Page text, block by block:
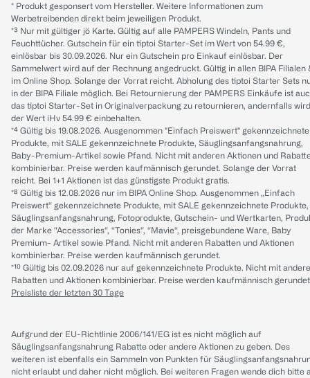
* Produkt gesponsert vom Hersteller. Weitere Informationen zum
Werbetreibenden direkt beim jeweiligen Produkt.
*³ Nur mit gültiger jö Karte. Gültig auf alle PAMPERS Windeln, Pants und
Feuchttücher. Gutschein für ein tiptoi Starter-Set im Wert von 54.99 €,
einlösbar bis 30.09.2026. Nur ein Gutschein pro Einkauf einlösbar. Der
Sammelwert wird auf der Rechnung angedruckt. Gültig in allen BIPA Filialen
im Online Shop. Solange der Vorrat reicht. Abholung des tiptoi Starter Sets
in der BIPA Filiale möglich. Bei Retournierung der PAMPERS Einkäufe ist
das tiptoi Starter-Set in Originalverpackung zu retournieren, andernfalls wird
der Wert iHv 54.99 € einbehalten.
*⁴ Gültig bis 19.08.2026. Ausgenommen "Einfach Preiswert" gekennzeichnete
Produkte, mit SALE gekennzeichnete Produkte, Säuglingsanfangsnahrung,
Baby-Premium-Artikel sowie Pfand. Nicht mit anderen Aktionen und
kombinierbar. Preise werden kaufmännisch gerundet. Solange der Vorrat
reicht. Bei 1+1 Aktionen ist das günstigste Produkt gratis.
*⁸ Gültig bis 12.08.2026 nur im BIPA Online Shop. Ausgenommen „Einfach
Preiswert“ gekennzeichnete Produkte, mit SALE gekennzeichnete Produkte,
Säuglingsanfangsnahrung, Fotoprodukte, Gutschein- und Wertkarten,
der Marke “Accessories“, “Tonies“, “Mavie“, preisgebundene Ware, Baby
Premium- Artikel sowie Pfand. Nicht mit anderen Rabatten und Aktionen
kombinierbar. Preise werden kaufmännisch gerundet.
*¹⁰ Gültig bis 02.09.2026 nur auf gekennzeichnete Produkte. Nicht mit
Rabatten und Aktionen kombinierbar. Preise werden kaufmännisch
Preisliste der letzten 30 Tage
Aufgrund der EU-Richtlinie 2006/141/EG ist es nicht möglich auf
Säuglingsanfangsnahrung Rabatte oder andere Aktionen zu geben. Des
weiteren ist ebenfalls ein Sammeln von Punkten für
nicht erlaubt und daher nicht möglich. Bei weiteren Fragen wende dich bitte